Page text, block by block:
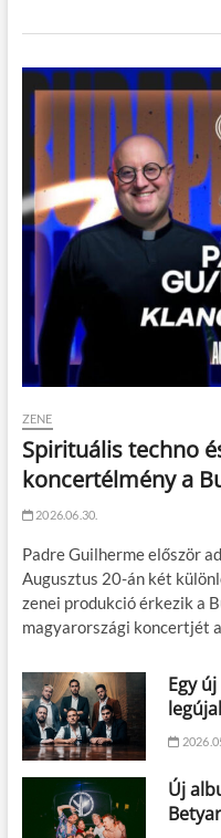
ZENE
Spirituális techno
koncertélmény a
2026.06.30.
Padre Guilherme először
Augusztus 20-án két
zenei produkció érkezik a
magyarországi koncertjét
Egy
Új